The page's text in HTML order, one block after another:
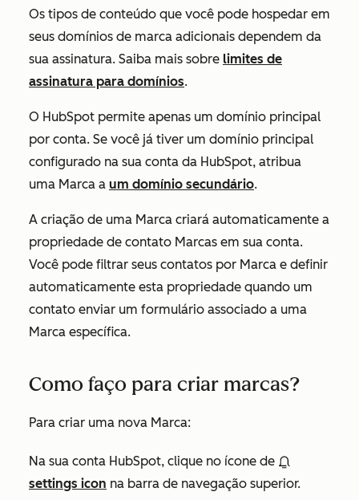
Os tipos de conteúdo que você pode hospedar em
seus domínios de marca adicionais dependem da
sua assinatura. Saiba mais sobre limites de
assinatura para domínios.
O HubSpot permite apenas um domínio principal
por conta. Se você já tiver um domínio principal
configurado na sua conta da HubSpot, atribua
uma Marca a um domínio secundário.
A criação de uma Marca criará automaticamente a
propriedade de contato Marcas em sua conta.
Você pode filtrar seus contatos por Marca e definir
automaticamente esta propriedade quando um
contato enviar um formulário associado a uma
Marca específica.
Como faço para criar marcas?
Para criar uma nova Marca:
Na sua conta HubSpot, clique no ícone de
settings icon na barra de navegação superior.